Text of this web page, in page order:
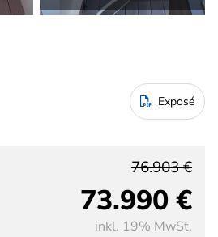
Exposé
73.990 €
76.903 €
inkl. 19% MwSt.